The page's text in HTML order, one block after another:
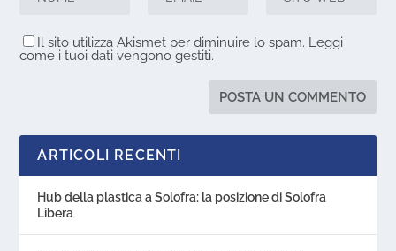
Il sito utilizza Akismet per diminuire lo spam. Leggi
come i tuoi dati vengono gestiti.
ARTICOLI RECENTI
Hub della plastica a Solofra: la posizione di Solofra
Libera